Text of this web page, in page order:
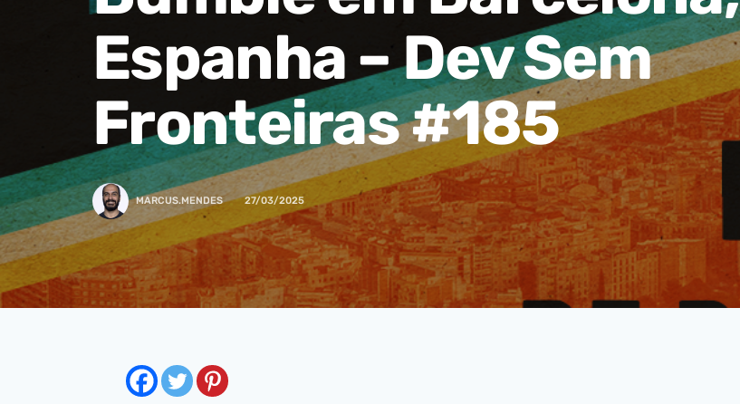
Espanha – Dev Sem
Fronteiras #185
MARCUS.MENDES 27/03/2025